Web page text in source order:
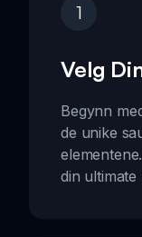
1
Velg
Begynn
de unike
din ultimate